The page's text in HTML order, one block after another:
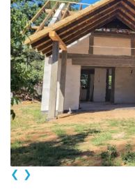
❮ ❯